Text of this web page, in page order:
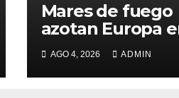
Mares de fuego
azotan Europa
medio de ola de
calor
AGO 4, 2026 ADMIN